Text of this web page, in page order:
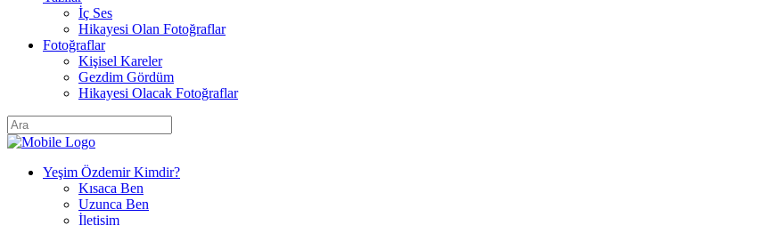
İç Ses
Hikayesi Olan Fotoğraflar
Fotoğraflar
Kişisel Kareler
Gezdim Gördüm
Hikayesi Olacak Fotoğraflar
Yeşim Özdemir Kimdir?
Kısaca Ben
Uzunca Ben
İletişim